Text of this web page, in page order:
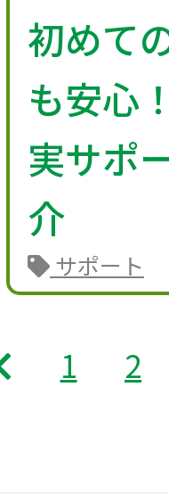
初めて
も安心
実サポ
介
サポート
1 2